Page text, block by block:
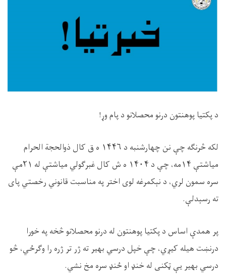
د پکتیا پوهنتون درنو محصلانو د پام وړ!
لکه څرنګه چې نن چهارشنبه د ۱۴۴۶ ه ق کال ذوالحجة الحرام
میاشتې ۱۴مه، چې د ۱۴۰۴ ه ش کال غبرګولي میاشتې له ۲۱مې
سره سمون لري، د نېکمرغه لوی اختر په مناسبت قانوني رخصتي پای
ته رسېدلې.
پر همدې اساس د پکتیا پوهنتون له درنو محصلانو څخه په خورا
درنښت هیله کیږي، چې خپل درسي بهیر ته ژر تر ژره را وګرځي، څو
درسي بهیر یې ټکنی له خنډ او ځنډ سره مخ نشي.